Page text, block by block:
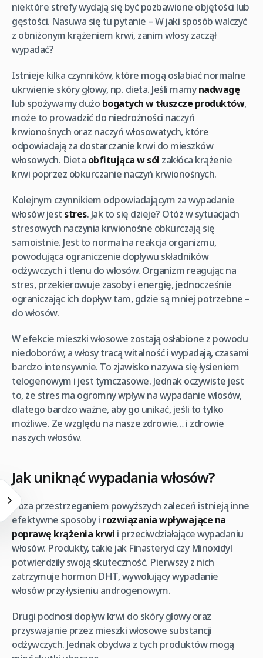
niektóre strefy wydają się być pozbawione objętości lub
gęstości. Nasuwa się tu pytanie – W jaki sposób walczyć
z obniżonym krążeniem krwi, zanim włosy zaczął
wypadać?
Istnieje kilka czynników, które mogą osłabiać normalne
ukrwienie skóry głowy, np. dieta. Jeśli mamynadwagę
lub spożywamy dużo bogatych w tłuszcze produktów,
może to prowadzić do niedrożności naczyń
krwionośnych oraz naczyń włosowatych, które
odpowiadają za dostarczanie krwi do mieszków
włosowych. Dieta obfitująca w sól zakłóca krążenie
krwi poprzez obkurczanie naczyń krwionośnych.
Kolejnym czynnikiem odpowiadającym za wypadanie
włosów jest stres. Jak to się dzieje? Otóż w sytuacjach
stresowych naczynia krwionośne obkurczają się
samoistnie. Jest to normalna reakcja organizmu,
powodująca ograniczenie dopływu składników
odżywczych i tlenu do włosów. Organizm reagując na
stres, przekierowuje zasoby i energię, jednocześnie
ograniczając ich dopływ tam, gdzie są mniej potrzebne –
do włosów.
W efekcie mieszki włosowe zostają osłabione z powodu
niedoborów, a włosy tracą witalność i wypadają, czasami
bardzo intensywnie. To zjawisko nazywa się łysieniem
telogenowym i jest tymczasowe. Jednak oczywiste jest
to, że stres ma ogromny wpływ na wypadanie włosów,
dlatego bardzo ważne, aby go unikać, jeśli to tylko
możliwe. Ze względu na nasze zdrowie… i zdrowie
naszych włosów.
Jak uniknąć wypadania włosów?
Poza przestrzeganiem powyższych zaleceń istnieją inne
efektywne sposoby i rozwiązania wpływające na
poprawę krążenia krwi i przeciwdziałające wypadaniu
włosów. Produkty, takie jak Finasteryd czy Minoxidyl
potwierdziły swoją skuteczność. Pierwszy z nich
zatrzymuje hormon DHT, wywołujący wypadanie
włosów przy łysieniu androgenowym.
Drugi podnosi dopływ krwi do skóry głowy oraz
przyswajanie przez mieszki włosowe substancji
odżywczych. Jednak obydwa z tych produktów mogą